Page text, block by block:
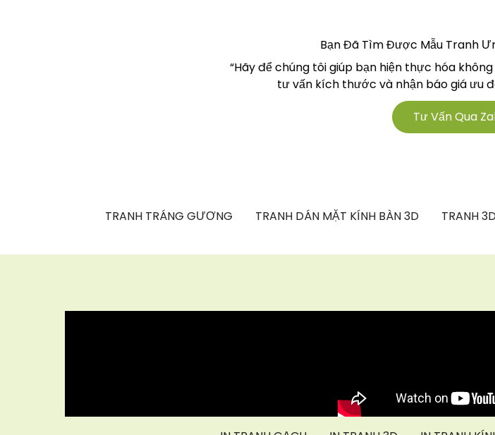
Bạn Đã Tìm Được Mẫu Tranh
“Hãy để chúng tôi giúp bạn hiện thực hóa
tư vấn kích thước và nhận báo giá ưu
Tư Vấn Qua
TRANH TRÁNG GƯƠNG TRANH DÁN MẶT KÍNH BÀN 3D TRANH